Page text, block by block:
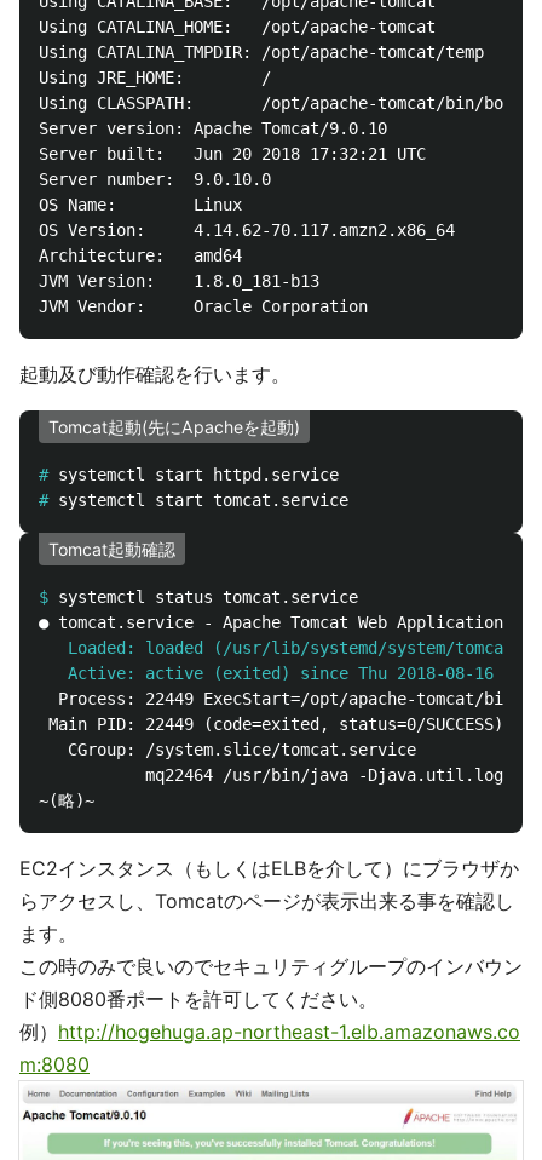
Using CATALINA_HOME:   /opt/apache-tomcat
Using CATALINA_TMPDIR: /opt/apache-tomcat/temp
Using JRE_HOME:        /
Using CLASSPATH:       /opt/apache-tomcat/bin/
Server version: Apache Tomcat/9.0.10
Server built:   Jun 20 2018 17:32:21 UTC
Server number:  9.0.10.0
OS Name:        Linux
OS Version:     4.14.62-70.117.amzn2.x86_64
Architecture:   amd64
JVM Version:    1.8.0_181-b13
起動及び動作確認を行います。
Tomcat起動(先にApacheを起動)
#
#
Tomcat起動確認
$
Loaded: loaded (/usr/lib/systemd/system/
Active: active (exited) since Thu 2018-08-16
Process: 22449 ExecStart=/opt/apache-tomcat/bin/
Main PID: 22449 (code=exited, status=0/SUCCESS)
   CGroup: /system.slice/tomcat.service
mq22464 /usr/bin/java -
EC2インスタンス（もしくはELBを介して）にブラウザか
らアクセスし、Tomcatのページが表示出来る事を確認し
ます。
この時のみで良いのでセキュリティグループのインバウン
ド側8080番ポートを許可してください。
例） http://hogehuga.ap-northeast-1.elb.amazonaws.co
m:8080